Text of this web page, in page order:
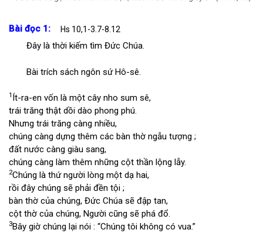
Bài đọc 1: Hs 10,1-3.7-8.12
Đây là thời kiếm tìm Đức Chúa.
Bài trích sách ngôn sứ Hô-sê.
1 Ít-ra-en vốn là một cây nho sum sê,
trái trăng thật dồi dào phong phú.
Nhưng trái trăng càng nhiều,
chúng càng dựng thêm các bàn thờ ngẫu tượng ;
đất nước càng giàu sang,
chúng càng làm thêm những cột thần lộng lẫy.
2Chúng là thứ người lòng một dạ hai,
rồi đây chúng sẽ phải đền tội ;
bàn thờ của chúng, Đức Chúa sẽ đập tan,
cột thờ của chúng, Người cũng sẽ phá đổ.
3Bây giờ chúng lại nói : “Chúng tôi không có vua.”